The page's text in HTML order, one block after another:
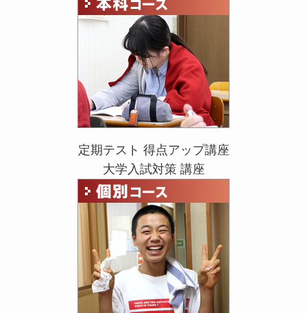
定期テスト 得点アップ講座
大学入試対策 講座